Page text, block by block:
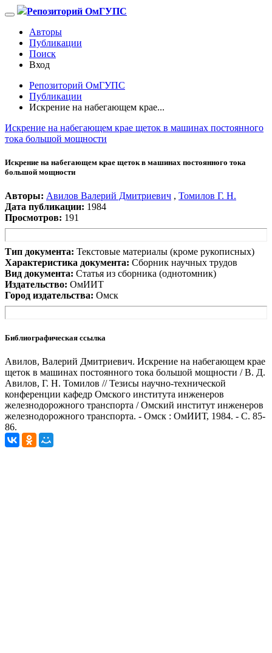
Репозиторий ОмГУПС
Авторы
Публикации
Поиск
Вход
Репозиторий ОмГУПС
Публикации
Искрение на набегающем крае...
Искрение на набегающем крае щеток в машинах постоянного
тока большой мощности
Искрение на набегающем крае щеток в машинах постоянного тока
большой мощности
Авторы: Авилов Валерий Дмитриевич , Томилов Г. Н.
Дата публикации: 1984
Просмотров: 191
Тип документа: Текстовые материалы (кроме рукописных)
Характеристика документа: Сборник научных трудов
Вид документа: Статья из сборника (однотомник)
Издательство: ОмИИТ
Город издательства: Омск
Библиографическая ссылка
Авилов, Валерий Дмитриевич. Искрение на набегающем крае
щеток в машинах постоянного тока большой мощности / В. Д.
Авилов, Г. Н. Томилов // Тезисы научно-технической
конференции кафедр Омского института инженеров
железнодорожного транспорта / Омский институт инженеров
железнодорожного транспорта. - Омск : ОмИИТ, 1984. - С. 85-
86.